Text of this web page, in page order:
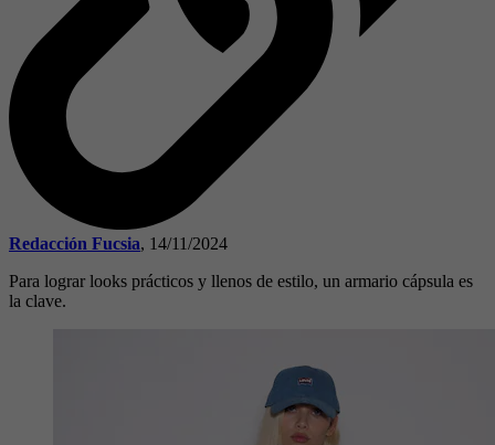
Redacción Fucsia, 14/11/2024
Para lograr looks prácticos y llenos de estilo, un armario cápsula es
la clave.